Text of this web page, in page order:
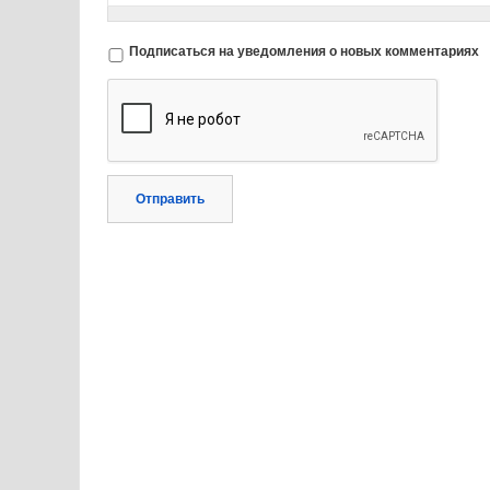
Подписаться на уведомления о новых комментариях
Отправить